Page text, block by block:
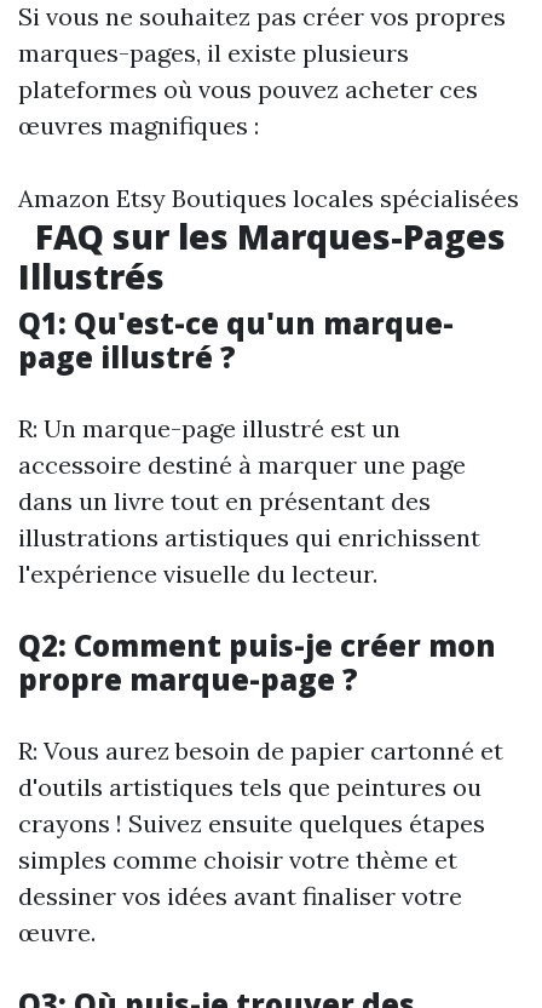
Si vous ne souhaitez pas créer vos propres
marques-pages, il existe plusieurs
plateformes où vous pouvez acheter ces
œuvres magnifiques :
Amazon Etsy Boutiques locales spécialisées
FAQ sur les Marques-Pages
Illustrés
Q1: Qu'est-ce qu'un marque-
page illustré ?
R: Un marque-page illustré est un
accessoire destiné à marquer une page
dans un livre tout en présentant des
illustrations artistiques qui enrichissent
l'expérience visuelle du lecteur.
Q2: Comment puis-je créer mon
propre marque-page ?
R: Vous aurez besoin de papier cartonné et
d'outils artistiques tels que peintures ou
crayons ! Suivez ensuite quelques étapes
simples comme choisir votre thème et
dessiner vos idées avant finaliser votre
œuvre.